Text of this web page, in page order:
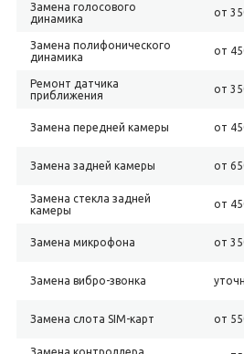
Замена голосового
динамика
от
Замена полифонического
динамика
от
Ремонт датчика
приближения
от
Замена передней камеры от
Замена задней камеры от
Замена стекла задней
камеры
от
Замена микрофона от
Замена вибро-звонка
Замена слота SIM-карт от